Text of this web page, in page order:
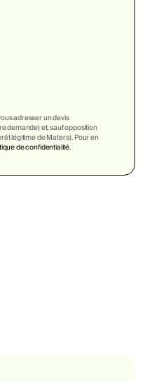
adresser un devis
demande) et, sauf opposition
légitime de Matera). Pour en
de confidentialité.